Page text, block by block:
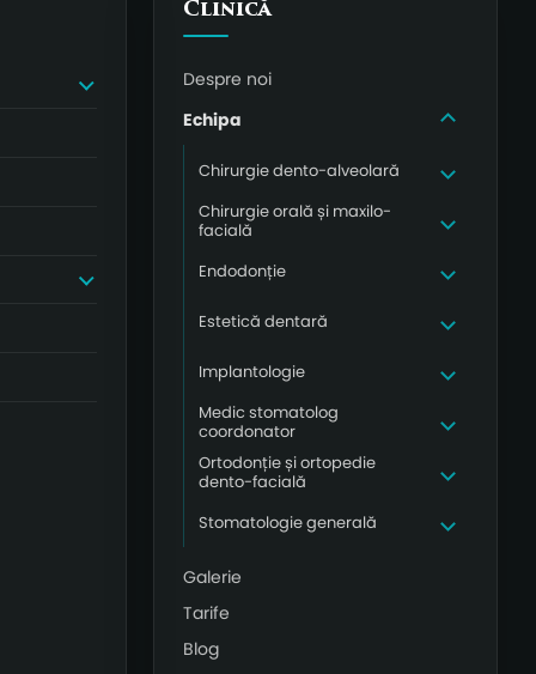
Clinică
Despre noi
Echipa
Chirurgie dento-alveolară
Chirurgie orală și maxilo-
facială
Endodonție
Estetică dentară
Implantologie
Medic stomatolog
coordonator
Ortodonție și ortopedie
dento-facială
Stomatologie generală
Galerie
Tarife
Blog